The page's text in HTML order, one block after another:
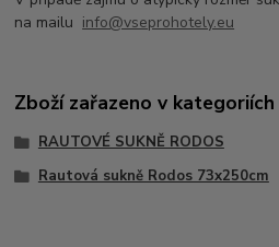
na mailu info@vseprohotely.eu
Zboží zařazeno v kategoriích
RAUTOVÉ SUKNĚ RODOS
Rautová sukně Rodos 73x250cm